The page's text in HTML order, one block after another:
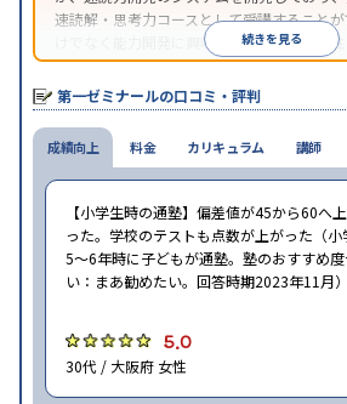
速読解・思考力コースとして受講すること
けでなく能力開発に興味がある場合は、相性
続きを見る
第一ゼミナールの口コミ・評判
成績向上
【小学生時の通塾】偏差値が45から60へ
った。学校のテストも点数が上がった（小
5〜6年時に子どもが通塾。塾のおすすめ
い：まあ勧めたい。回答時期2023年11月）
5.0
30代 / 大阪府 女性
料金 カリキュラム 講師